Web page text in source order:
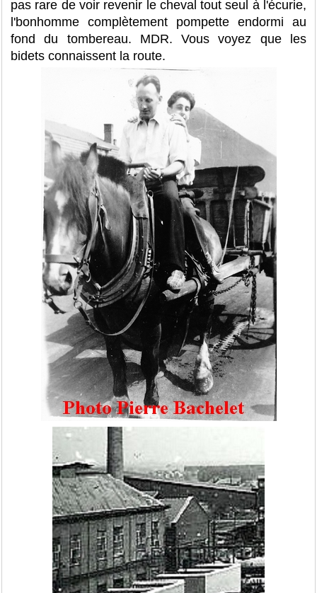
pas rare de voir revenir le cheval tout seul à l'écurie,
l'bonhomme complètement pompette endormi au
fond du tombereau. MDR. Vous voyez que les
bidets connaissent la route.